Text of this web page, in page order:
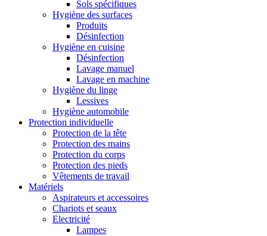
Sols spécifiques
Hygiène des surfaces
Produits
Désinfection
Hygiène en cuisine
Désinfection
Lavage manuel
Lavage en machine
Hygiène du linge
Lessives
Hygiène automobile
Protection individuelle
Protection de la tête
Protection des mains
Protection du corps
Protection des pieds
Vêtements de travail
Matériels
Aspirateurs et accessoires
Chariots et seaux
Electricité
Lampes